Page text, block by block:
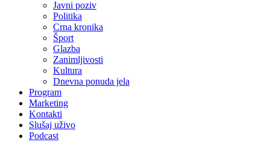
Javni poziv
Politika
Crna kronika
Šport
Glazba
Zanimljivosti
Kultura
Dnevna ponuda jela
Program
Marketing
Kontakti
Slušaj uživo
Podcast